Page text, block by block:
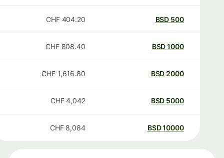
500
BSD
404.20
CHF
1000
BSD
808.40
CHF
2000
BSD
1,616.80
CHF
5000
BSD
4,042
CHF
10000
BSD
8,084
CHF